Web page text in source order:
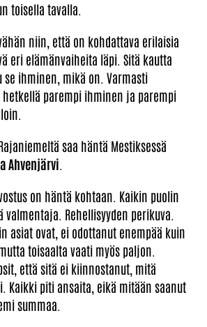
toisella tavalla.
niin, että on kohdattava erilaisia
eri elämänvaiheita läpi. Sitä kautta
se ihminen, mikä on. Varmasti
parempi ihminen ja parempi
saa häntä Mestiksessä
Ahvenjärvi
on häntä kohtaan. Kaikin puolin
valmentaja. Rehellisyyden perikuva.
asiat ovat, ei odottanut enempää kuin
toisaalta vaati myös paljon.
että sitä ei kiinnostanut, mitä
Kaikki piti ansaita, eikä mitään saanut
summaa.